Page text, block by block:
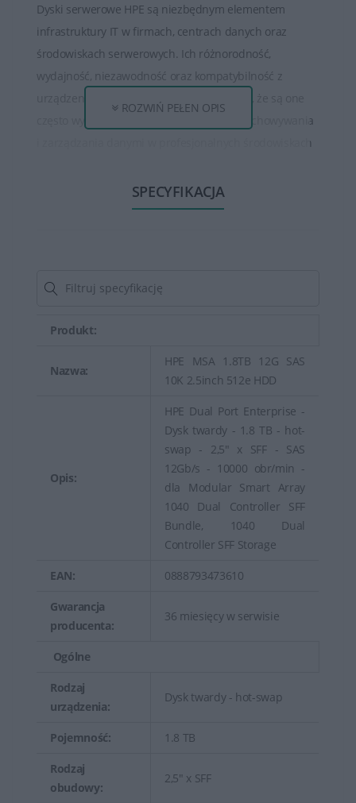
Dyski serwerowe HPE są niezbędnym elementem
infrastruktury IT w firmach, centrach danych oraz
środowiskach serwerowych. Ich różnorodność,
wydajność, niezawodność oraz kompatybilność z
często wybieranym rozwiązaniem dla przechowywania
i zarządzania danymi w profesjonalnych środowiskach
HPE oferuje różne rodzaje dysków serwerowych, w tym
prędkościami odczytu/zapisu oraz większą
w chmurze.
Służą jako miejsce przechowywania danych dla
oraz innych usług i aplikacji działających w
środowiskach serwerowych.
Dyski serwerowe HPE są często zoptymalizowane pod
kątem kompatybilności i współpracy z serwerami oraz
urządzeniami firmy HPE, co zapewnia optymalne
Dyski serwerowe HPE (Hewlett Packard Enterprise) to
zastosowań w serwerach, magazynach danych oraz
ROZWIŃ PEŁEN OPIS
SPECYFIKACJA
Produkt:
Nazwa:
HPE MSA 1.8TB 12G SAS
10K 2.5inch 512e HDD
Opis:
HPE Dual Port Enterprise -
Dysk twardy - 1.8 TB - hot-
swap - 2,5" x SFF - SAS
12Gb/s - 10000 obr/min -
dla Modular Smart Array
1040 Dual Controller SFF
Bundle, 1040 Dual
Controller SFF Storage
EAN: 0888793473610
Gwarancja
producenta:
36 miesięcy w serwisie
Ogólne
Rodzaj
urządzenia:
Dysk twardy - hot-swap
Pojemność: 1.8 TB
Rodzaj
obudowy:
2,5" x SFF